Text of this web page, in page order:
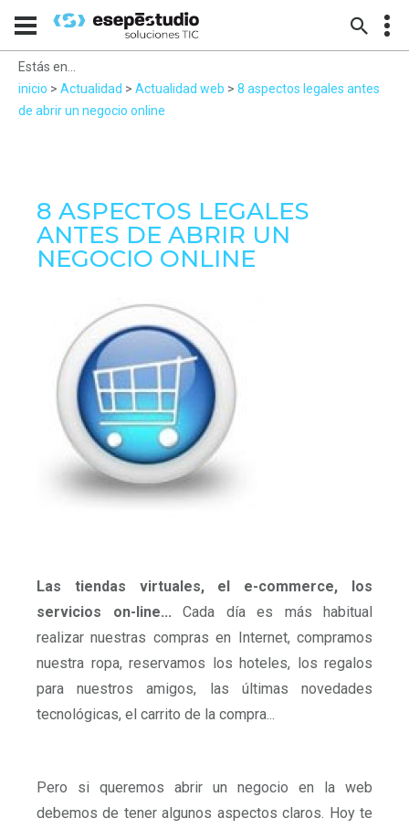
Estás en...
inicio > Actualidad > Actualidad web > 8 aspectos legales antes
de abrir un negocio online
8 ASPECTOS LEGALES
ANTES DE ABRIR UN
NEGOCIO ONLINE
Las tiendas virtuales, el e-commerce, los
servicios on-line... Cada día es más habitual
realizar nuestras compras en Internet, compramos
nuestra ropa, reservamos los hoteles, los regalos
para nuestros amigos, las últimas novedades
tecnológicas, el carrito de la compra...
Pero si queremos abrir un negocio en la web
debemos de tener algunos aspectos claros. Hoy te